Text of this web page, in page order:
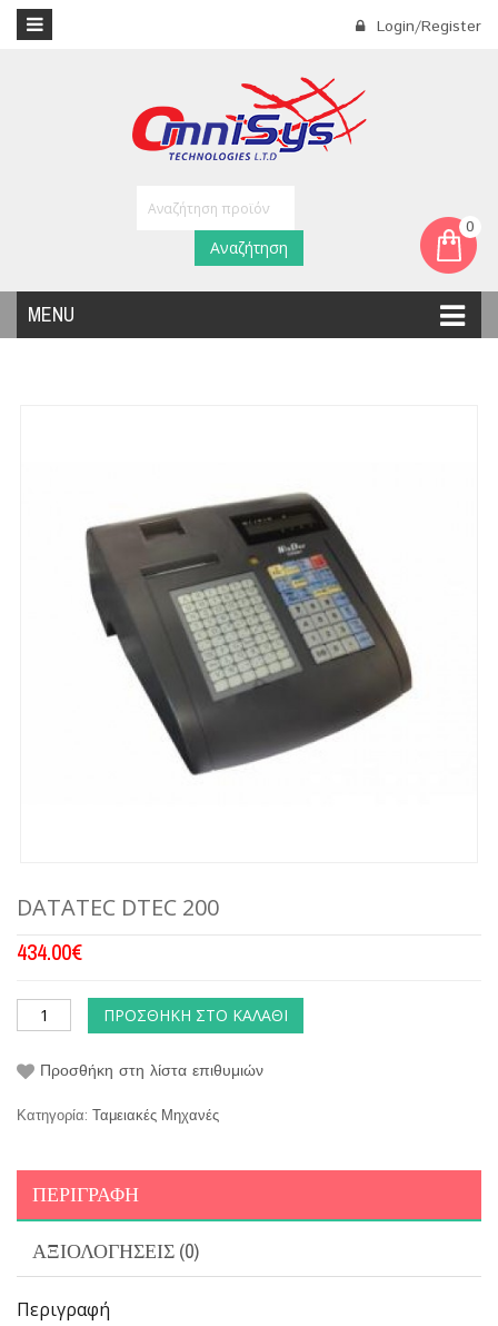
Login/Register
0
MENU
Αναζήτηση
DATATEC DTEC 200
434.00€
ΠΡΟΣΘΉΚΗ ΣΤΟ ΚΑΛΆΘΙ
Προσθήκη στη λίστα επιθυμιών
Κατηγορία: Ταμειακές Μηχανές
ΠΕΡΙΓΡΑΦΉ
ΑΞΙΟΛΟΓΉΣΕΙΣ (0)
Περιγραφή